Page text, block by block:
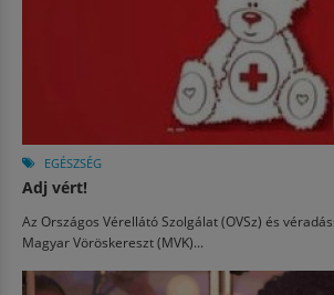
EGÉSZSÉG
Adj vért!
Az Országos Vérellátó Szolgálat (OVSz) és
Magyar Vöröskereszt (MVK)...